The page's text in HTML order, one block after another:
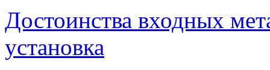
Достоинства входных
установка